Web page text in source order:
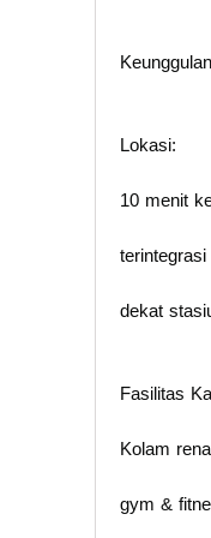
Lokasi:
10 menit
dekat
Fasilitas
Kolam
gym &